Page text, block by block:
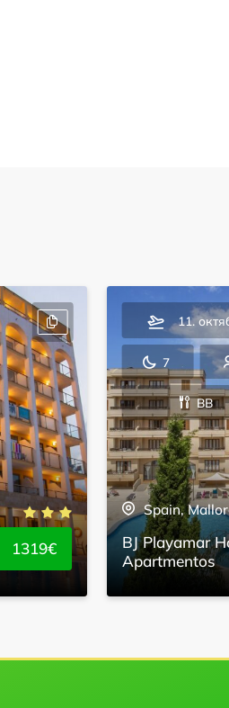
1319€
11.
7
BB
Spain,
BJ Playamar
Apartmentos